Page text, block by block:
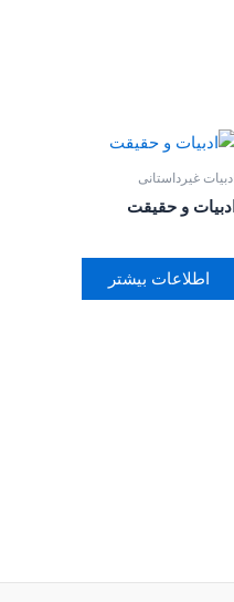
ادبیات غیرداستانی
ادبیات و حقیقت
اطلاعات بیشتر